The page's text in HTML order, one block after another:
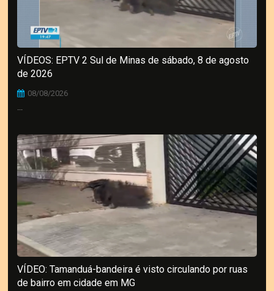
VÍDEOS: EPTV 2 Sul de Minas de sábado, 8 de agosto
de 2026
08/08/2026
...
VÍDEO: Tamanduá-bandeira é visto circulando por ruas
de bairro em cidade em MG